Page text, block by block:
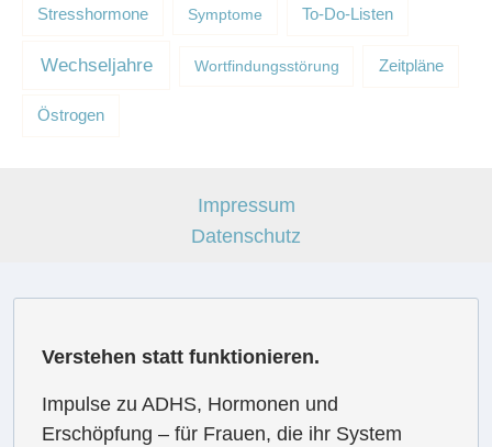
Stresshormone Symptome To-Do-Listen
Wechseljahre Wortfindungsstörung Zeitpläne
Östrogen
Impressum
Datenschutz
Verstehen statt funktionieren.
Impulse zu ADHS, Hormonen und
Erschöpfung – für Frauen, die ihr System